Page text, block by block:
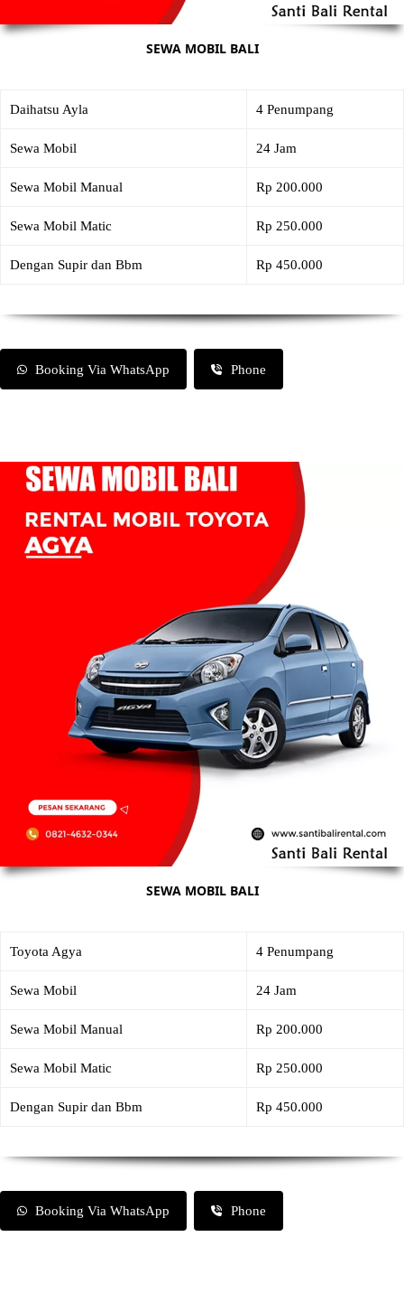
SEWA MOBIL BALI
Daihatsu Ayla 4 Penumpang
Sewa Mobil 24 Jam
Sewa Mobil Manual Rp 200.000
Sewa Mobil Matic Rp 250.000
Dengan Supir dan Bbm Rp 450.000
Booking Via WhatsApp Phone
SEWA MOBIL BALI
Toyota Agya 4 Penumpang
Sewa Mobil 24 Jam
Sewa Mobil Manual Rp 200.000
Sewa Mobil Matic Rp 250.000
Dengan Supir dan Bbm Rp 450.000
Booking Via WhatsApp Phone